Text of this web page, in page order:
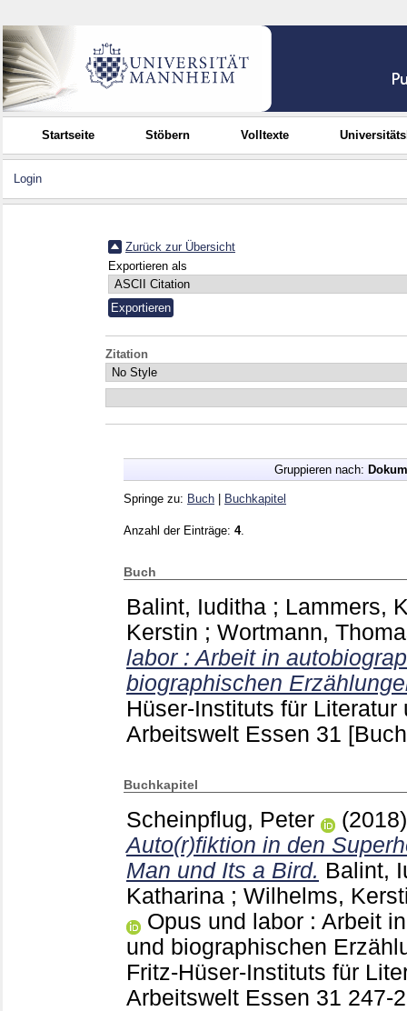
Startseite Stöbern Volltexte
Login
Zurück zur Übersicht
Exportieren als
Zitation
Gruppieren nach:
Springe zu: Buch Buchkapitel
Anzahl der Einträge: 4.
Buch
Balint, Iuditha ; Lammers,
Kerstin ; Wortmann,
labor : Arbeit in
biographischen
Hüser-Instituts für Literatur
Arbeitswelt Essen 31
Buchkapitel
Scheinpflug, Peter
Auto(r)fiktion in den
Man und Its a Bird. Balint,
Katharina ; Wilhelms,
Opus und labor : Arbeit
und biographischen
Fritz-Hüser-Instituts für
Arbeitswelt Essen 31 247-